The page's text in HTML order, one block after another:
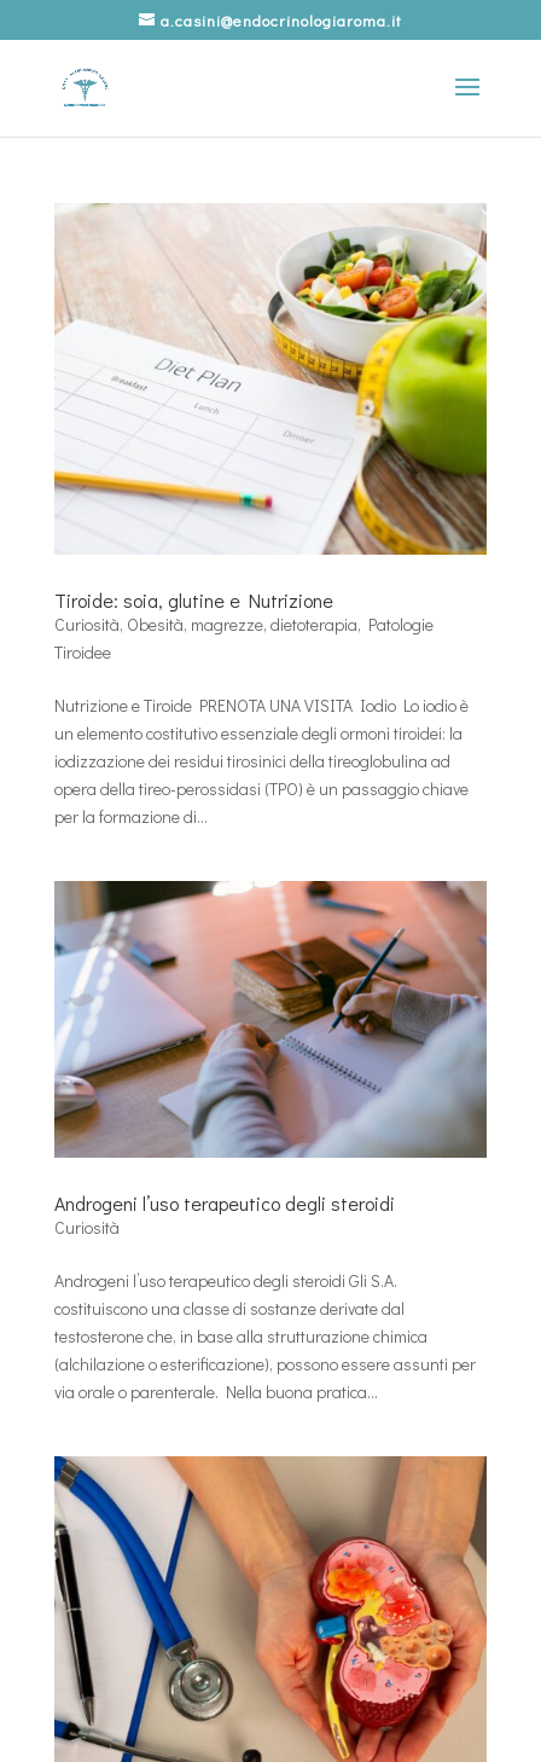
a.casini@endocrinologiaroma.it
Tiroide: soia, glutine e Nutrizione
Curiosità, Obesità, magrezze, dietoterapia, Patologie
Tiroidee
Nutrizione e Tiroide PRENOTA UNA VISITA Iodio Lo iodio è
un elemento costitutivo essenziale degli ormoni tiroidei: la
iodizzazione dei residui tirosinici della tireoglobulina ad
opera della tireo-perossidasi (TPO) è un passaggio chiave
per la formazione di...
Androgeni l’uso terapeutico degli steroidi
Curiosità
Androgeni l’uso terapeutico degli steroidi Gli S.A.
costituiscono una classe di sostanze derivate dal
testosterone che, in base alla strutturazione chimica
(alchilazione o esterificazione), possono essere assunti per
via orale o parenterale. Nella buona pratica...